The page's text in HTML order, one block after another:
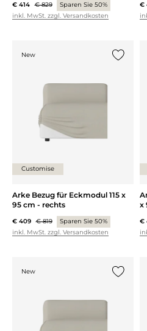
€ 414 € 829
Sparen Sie 50%
inkl. MwSt. zzgl. Versandkosten
€
New
Customise
Arke Bezug für Eckmodul 115 x
95 cm - rechts
€ 409 € 819
Sparen Sie 50%
inkl. MwSt. zzgl. Versandkosten
x
€
New